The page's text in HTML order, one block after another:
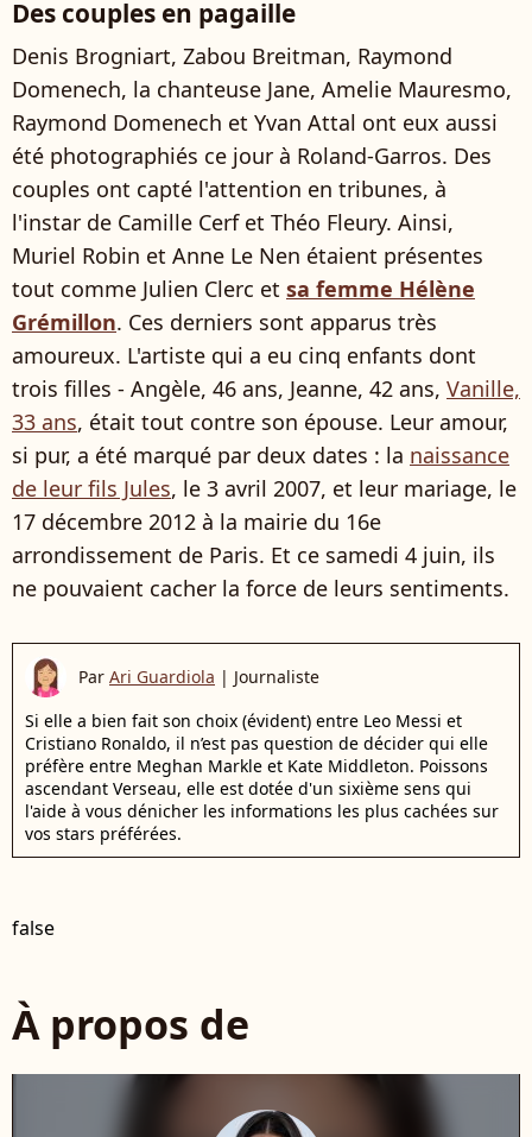
Des couples en pagaille
Denis Brogniart, Zabou Breitman, Raymond
Domenech, la chanteuse Jane, Amelie Mauresmo,
Raymond Domenech et Yvan Attal ont eux aussi
été photographiés ce jour à Roland-Garros. Des
couples ont capté l'attention en tribunes, à
l'instar de Camille Cerf et Théo Fleury. Ainsi,
Muriel Robin et Anne Le Nen étaient présentes
tout comme Julien Clerc et sa femme Hélène
Grémillon. Ces derniers sont apparus très
amoureux. L'artiste qui a eu cinq enfants dont
trois filles - Angèle, 46 ans, Jeanne, 42 ans, Vanille,
33 ans, était tout contre son épouse. Leur amour,
si pur, a été marqué par deux dates : la naissance
de leur fils Jules, le 3 avril 2007, et leur mariage, le
17 décembre 2012 à la mairie du 16e
arrondissement de Paris. Et ce samedi 4 juin, ils
ne pouvaient cacher la force de leurs sentiments.
Par Ari Guardiola | Journaliste
Si elle a bien fait son choix (évident) entre Leo Messi et
Cristiano Ronaldo, il n’est pas question de décider qui elle
préfère entre Meghan Markle et Kate Middleton. Poissons
ascendant Verseau, elle est dotée d'un sixième sens qui
l'aide à vous dénicher les informations les plus cachées sur
vos stars préférées.
false
À propos de